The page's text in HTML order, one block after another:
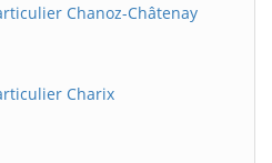
Chanoz-Châtenay
Charix